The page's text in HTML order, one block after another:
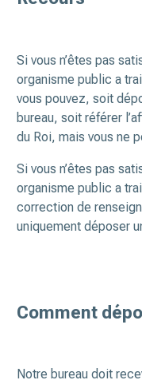
Si vous n’êtes pas
organisme public a
vous pouvez, soit
bureau, soit référer
du Roi, mais vous ne
Si vous n’êtes pas
organisme public a
correction de
uniquement déposer
Comment
Notre bureau doit